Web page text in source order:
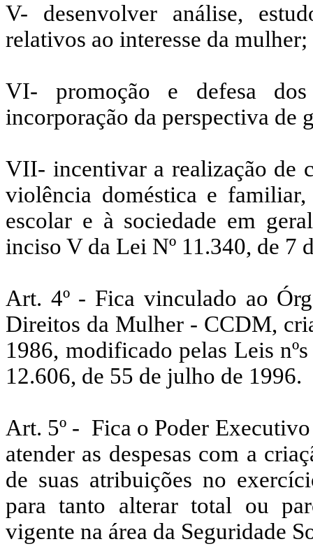
V- desenvolver análise,
relativos ao interesse da mulher;
VI- promoção e defesa
incorporação da perspectiva de
VII- incentivar a realização de
violência doméstica e
escolar e à sociedade em
inciso V da Lei Nº 11.340, de 7
Art. 4º - Fica vinculado ao
Direitos da Mulher - CCDM,
1986, modificado pelas Leis
12.606, de 55 de julho de 1996.
Art. 5º - Fica o Poder
atender as despesas com a
de suas atribuições no
para tanto alterar total ou
vigente na área da Seguridade